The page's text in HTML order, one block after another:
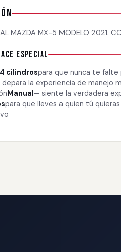
MAZDA MX-5 MODELO 2021.
especial
4 cilindrospara que nunca te falte
depara la experiencia de manejo
Manual— siente la verdadera
para que lleves a quien tú quieras